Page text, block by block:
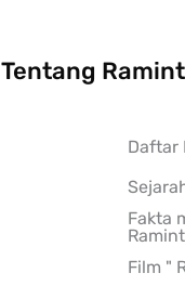
Tentang
Daftar
Fakta
Film "